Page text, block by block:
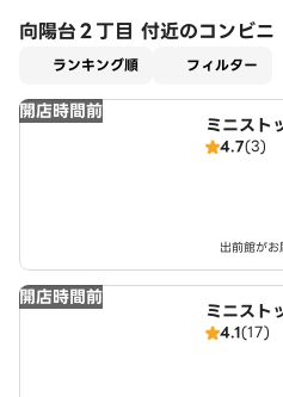
向陽台２丁目 付近のコンビニ
ランキング順 フィルター
開店時間前
ミニスト
4.7(3)
出前館が
開店時間前
ミニス
4.1(17)